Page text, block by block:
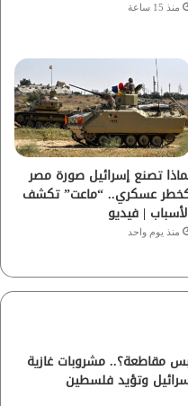
منذ 15 ساعة
تصنع إسرائيل صورة مصر
عسكري.. “ماعت” تكشف
| فيديو
منذ يوم واحد
مقاطعة؟.. مشروبات غازية
وتؤيد فلسطين